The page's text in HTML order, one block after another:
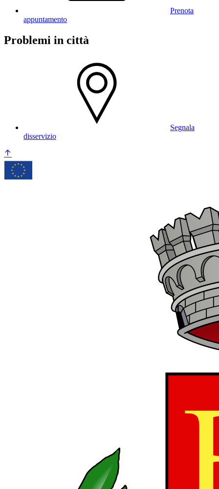
Prenota
appuntamento
Problemi in città
Segnala
disservizio